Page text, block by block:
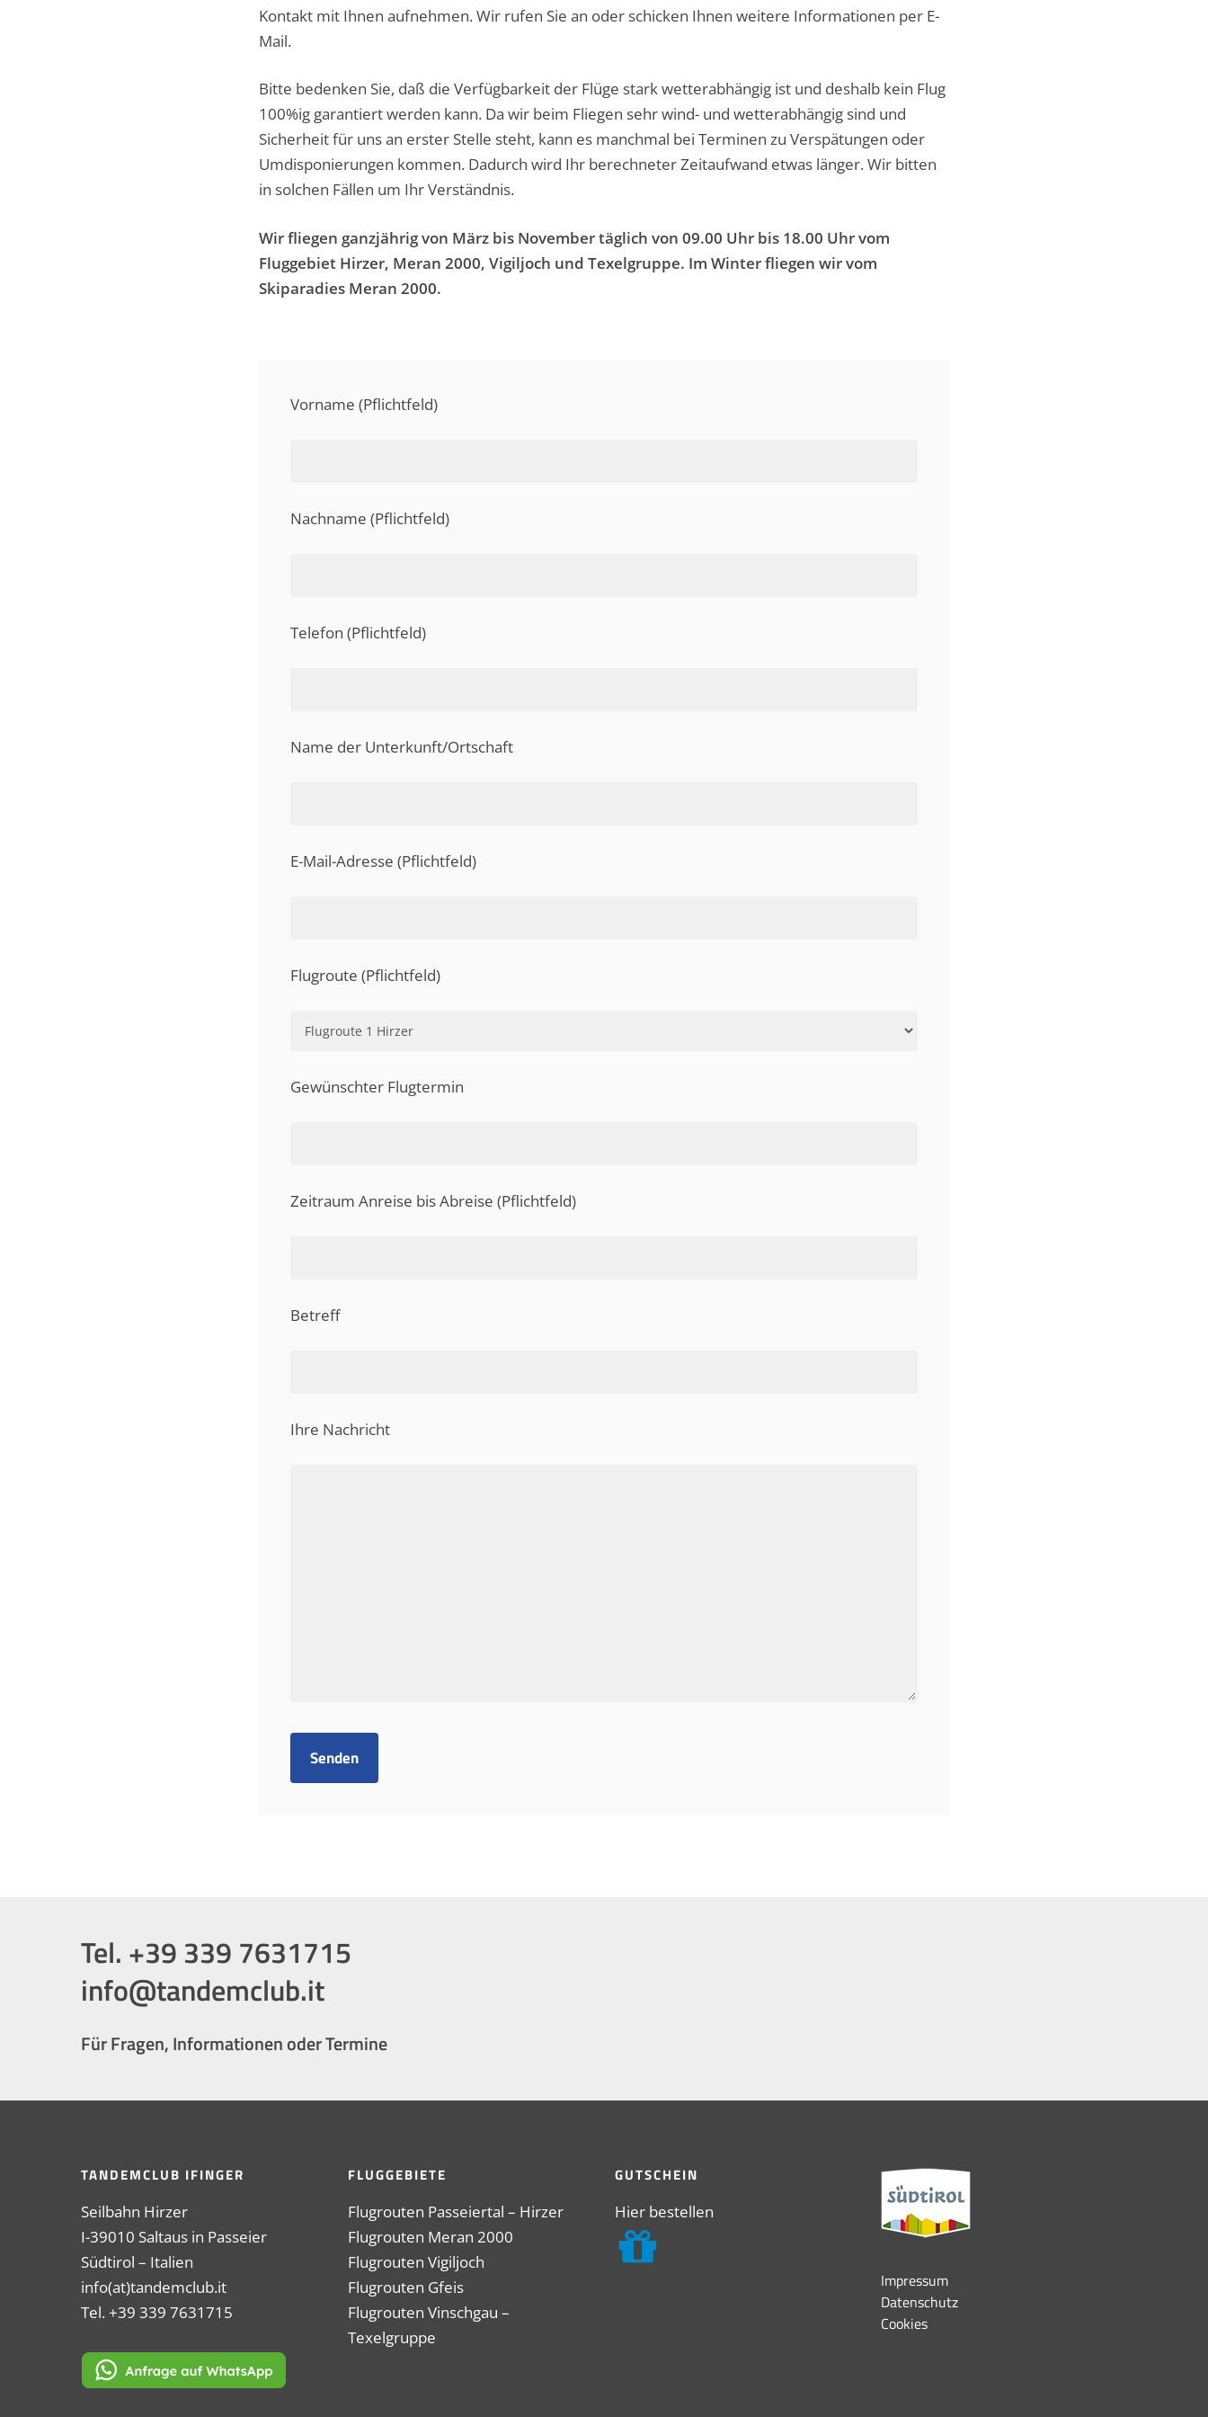
Kontakt mit Ihnen aufnehmen. Wir rufen Sie an oder schicken Ihnen weitere Informationen per E-
Mail.
Bitte bedenken Sie, daß die Verfügbarkeit der Flüge stark wetterabhängig ist und deshalb kein Flug
100%ig garantiert werden kann. Da wir beim Fliegen sehr wind- und wetterabhängig sind und
Sicherheit für uns an erster Stelle steht, kann es manchmal bei Terminen zu Verspätungen oder
Umdisponierungen kommen. Dadurch wird Ihr berechneter Zeitaufwand etwas länger. Wir bitten
in solchen Fällen um Ihr Verständnis.
Wir fliegen ganzjährig von März bis November täglich von 09.00 Uhr bis 18.00 Uhr vom
Fluggebiet Hirzer, Meran 2000, Vigiljoch und Texelgruppe. Im Winter fliegen wir vom
Skiparadies Meran 2000.
Vorname (Pflichtfeld)
Nachname (Pflichtfeld)
Telefon (Pflichtfeld)
Name der Unterkunft/Ortschaft
E-Mail-Adresse (Pflichtfeld)
Flugroute (Pflichtfeld)
Gewünschter Flugtermin
Zeitraum Anreise bis Abreise (Pflichtfeld)
Betreff
Ihre Nachricht
Tel. +39 339 7631715
info@tandemclub.it
Für Fragen, Informationen oder Termine
TANDEMCLUB IFINGER
Seilbahn Hirzer
I-39010 Saltaus in Passeier
Südtirol – Italien
info(at)tandemclub.it
Tel. +39 339 7631715
FLUGGEBIETE
Flugrouten Passeiertal – Hirzer
Flugrouten Meran 2000
Flugrouten Vigiljoch
Flugrouten Gfeis
Flugrouten Vinschgau –
Texelgruppe
GUTSCHEIN
Hier bestellen
Impressum
Datenschutz
Cookies